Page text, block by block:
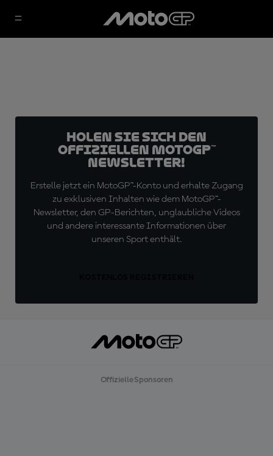
Holen Sie sich den
offiziellen MotoGP™
Newsletter!
Erstelle jetzt ein MotoGP™-Konto und erhalte Zugang
zu exklusiven Inhalten wie dem MotoGP™-
Newsletter, den GP-Berichten, unglaubliche Videos
und andere interessante Informationen über
unseren Sport enthält.
Offizielle Sponsoren